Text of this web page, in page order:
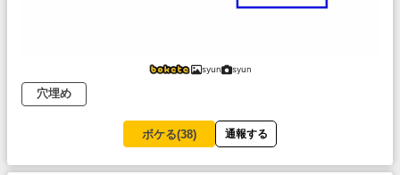
syun syun
穴埋め
ボケる(38) 通報する